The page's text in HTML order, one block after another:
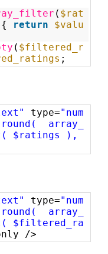
( $rat
return
$valu
( $filtered_r
;
type="num
round( array_
$ratings ),
type="num
round( array_
$filtered_ra
/>